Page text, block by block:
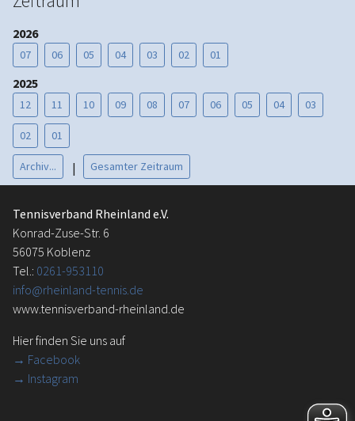
2026
07 06 05 04 03 02 01
2025
12 11 10 09 08 07 06 05 04 03
02 01
Archiv... | Gesamter Zeitraum
Tennisverband Rheinland e.V.
Konrad-Zuse-Str. 6
56075 Koblenz
Tel.: 0261-953110
info@rheinland-tennis.de
www.tennisverband-rheinland.de
Hier finden Sie uns auf
→ Facebook
→ Instagram